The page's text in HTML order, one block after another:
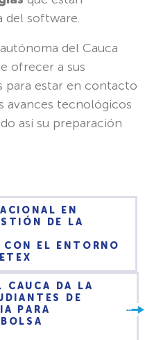
del software.
del Cauca
ofrecer a sus
para estar en contacto
avances tecnológicos
así su preparación
EN
DE LA
EL ENTORNO
CAUCA DA LA
DE
PARA